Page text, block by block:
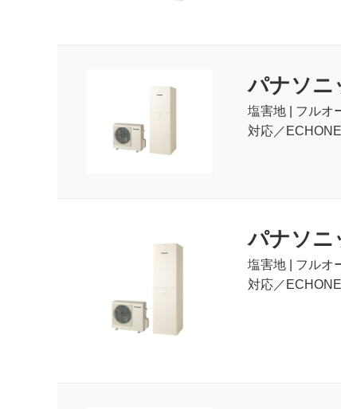
パナソニ
塩害地 | フルオ
対応／
パナソニ
塩害地 | フルオ
対応／